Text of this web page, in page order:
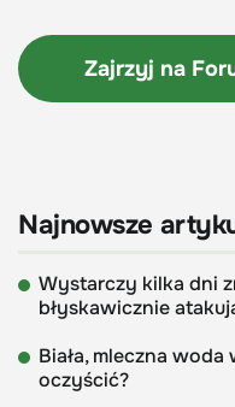
Zajrzyj na
Najnowsze
Wystarczy kilka dni
błyskawicznie
Biała, mleczna
oczyścić?